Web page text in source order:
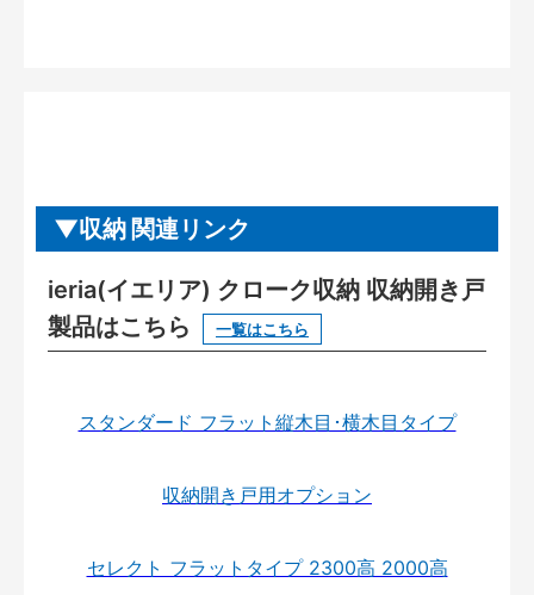
収納 関連リンク
ieria(イエリア) クローク収納 収納開き戸
製品はこちら
一覧はこちら
スタンダード フラット縦木目･横木目タイプ
収納開き戸用オプション
セレクト フラットタイプ 2300高 2000高